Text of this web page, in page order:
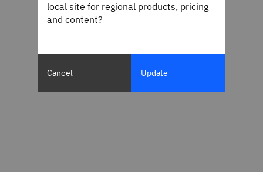
local site for regional products, pricing
and content?
Cancel Update